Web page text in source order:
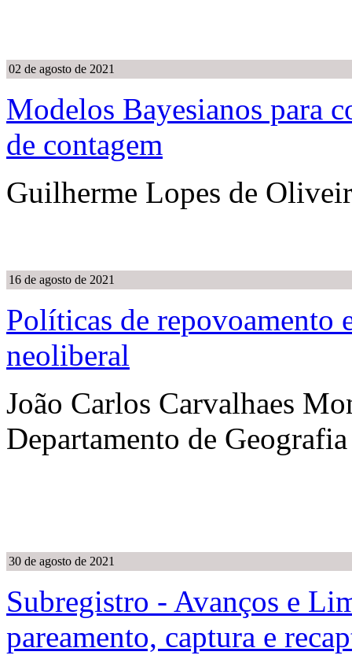
02 de agosto de 2021
Modelos Bayesianos para
de contagem
Guilherme Lopes de
16 de agosto de 2021
Políticas de repovoamento
neoliberal
João Carlos Carvalhaes
Departamento de
30 de agosto de 2021
Subregistro - Avanços e
pareamento, captura e